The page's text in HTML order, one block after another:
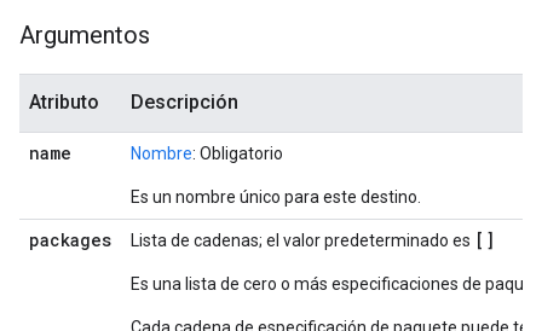
Argumentos
Atributo Descripción
name Nombre: Obligatorio
Es un nombre único para este destino.
packages Lista de cadenas; el valor predeterminado es []
Es una lista de cero o más especificaciones de